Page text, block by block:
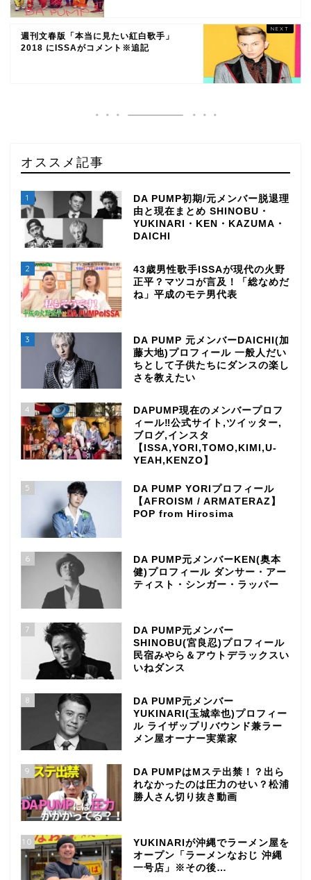
週刊文春版「本当に見たい紅白歌手」
2018 にISSAがコメント※追記
オススメ記事
1
DA PUMP初期/元メンバー脱退理
由と現在まとめ SHINOBU・
YUKINARI・KEN・KAZUMA・
DAICHI
2
43歳男性歌手ISSAが現代の火野
正平？マツコが言及！「総なめだ
ね」平成のモテ男代表
3
DA PUMP 元メンバーDAICHI(加
藤大地)プロフィール 一般人だい
ちとして子供たちにダンスの楽し
さを教えたい
4
DAPUMP現在のメンバープロフ
ィール‼公式サイト,ツイッター,
ブログ,インスタ
【ISSA,YORI,TOMO,KIMI,U-
YEAH,KENZO】
5
DA PUMP YORIプロフィール
【AFROISM / ARMATERAZ】
POP from Hirosima
6
DA PUMP元メンバーKEN(奥本
健)プロフィール ダンサー・アー
ティスト・シンガー・ラッパー
7
DA PUMP元メンバー
SHINOBU(宮良忍)プロフィール
民宿みやら＆アウトデラックスい
いねダンス
8
DA PUMP元メンバー
YUKINARI(玉城幸也)プロフィー
ル ライザップリバウンド兼ラー
メン屋オーナー実業家
9
DA PUMPはMステ出禁！？出ら
れなかったのは圧力のせい？松浦
勝人さん切り抜き動画
10
YUKINARIが沖縄でラーメン屋を
オープン「ラーメンなおじ 沖縄
一号店」※その後…